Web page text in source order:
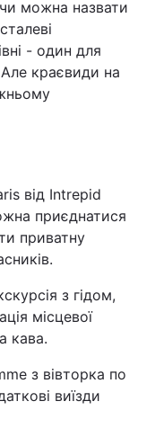
можна назвати
- один для
Але краєвиди на
від Intrepid
приєднатися
приватну
з гідом,
місцевої
кава.
з вівторка по
виїзди